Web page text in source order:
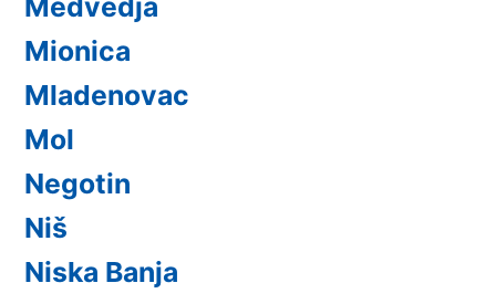
Mionica
Mladenovac
Mol
Negotin
Niš
Niska Banja